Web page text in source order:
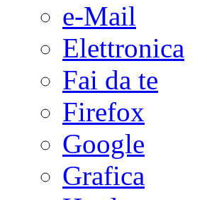
e-Mail
Elettronica
Fai da te
Firefox
Google
Grafica